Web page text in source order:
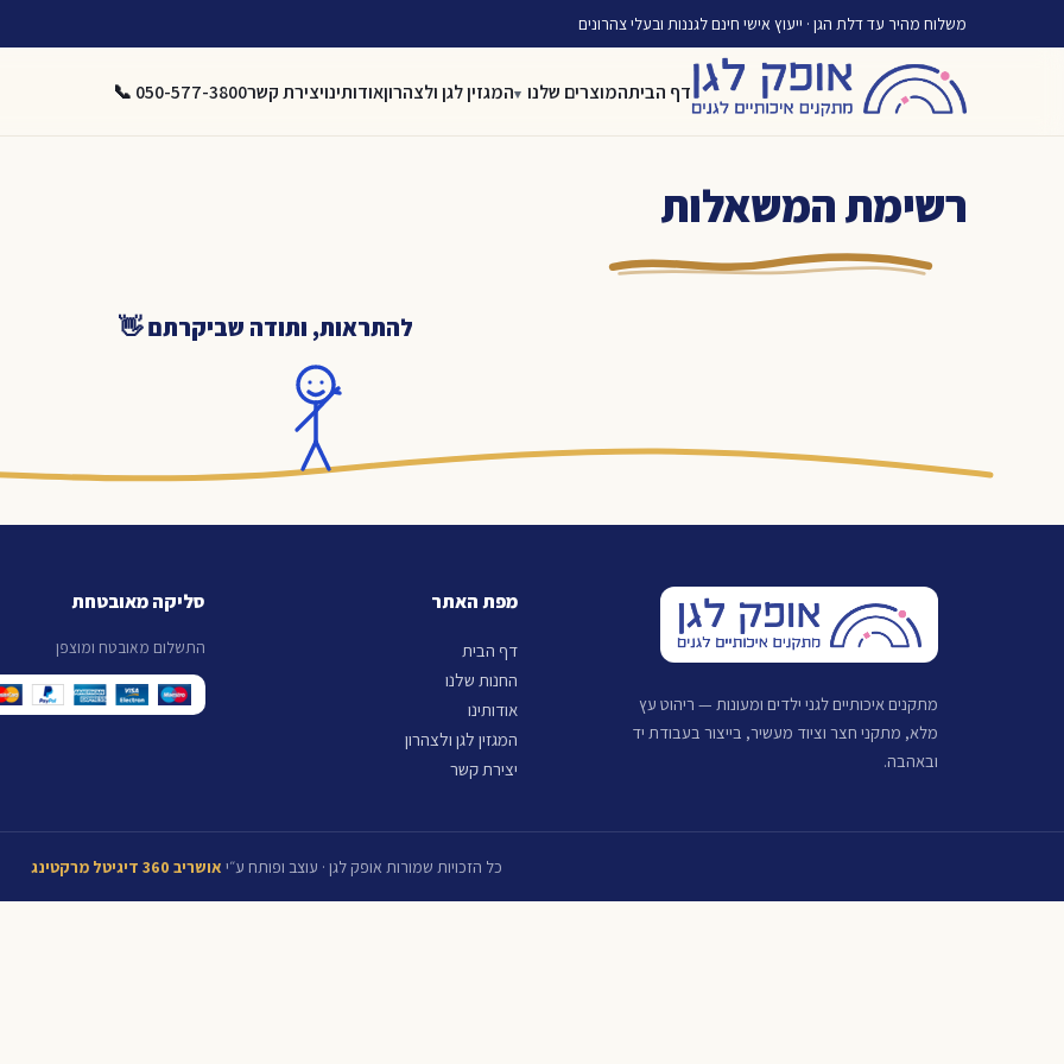
משלוח מהיר עד דלת הגן · ייעוץ אישי חינם לגננות ובעלי צהרונים
דף הביתהמוצרים שלנו המגזין לגן ולצהרוןאודותינויצירת קשר050-577-3800 📞
רשימת המשאלות
להתראות, ותודה שביקרתם 👋
מתקנים איכותיים לגני ילדים ומעונות — ריהוט עץ
מלא, מתקני חצר וציוד מעשיר, בייצור בעבודת יד
ובאהבה.
מפת האתר
דף הבית
החנות שלנו
אודותינו
המגזין לגן ולצהרון
יצירת קשר
סליקה מאובטחת
התשלום מאובטח ומוצפן
כל הזכויות שמורות אופק לגן · עוצב ופותח ע״י אושריב 360 דיגיטל מרקטינג